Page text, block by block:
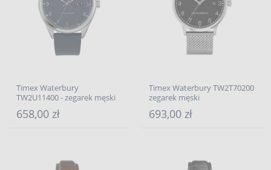
Timex Waterbury
TW2U11400 - zegarek męski
658,00 zł
Timex Waterbury TW2T70200
zegarek męski
693,00 zł